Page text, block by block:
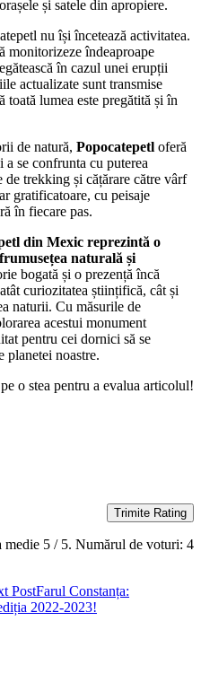
și satele din apropiere.
nu își încetează activitatea.
monitorizeze îndeaproape
în cazul unei erupții
actualizate sunt transmise
toată lumea este pregătită și în
de natură, Popocatepetl oferă
se confrunta cu puterea
trekking și cățărare către vârf
gratificatoare, cu peisaje
în fiecare pas.
din Mexic reprezintă o
naturală și
bogată și o prezență încă
curiozitatea științifică, cât și
naturii. Cu măsurile de
acestui monument
pentru cei dornici să se
planetei noastre.
o stea pentru a evalua articolul!
Trimite Rating
medie 5 / 5. Numărul de voturi: 4
PostFarul Constanța:
2022-2023!